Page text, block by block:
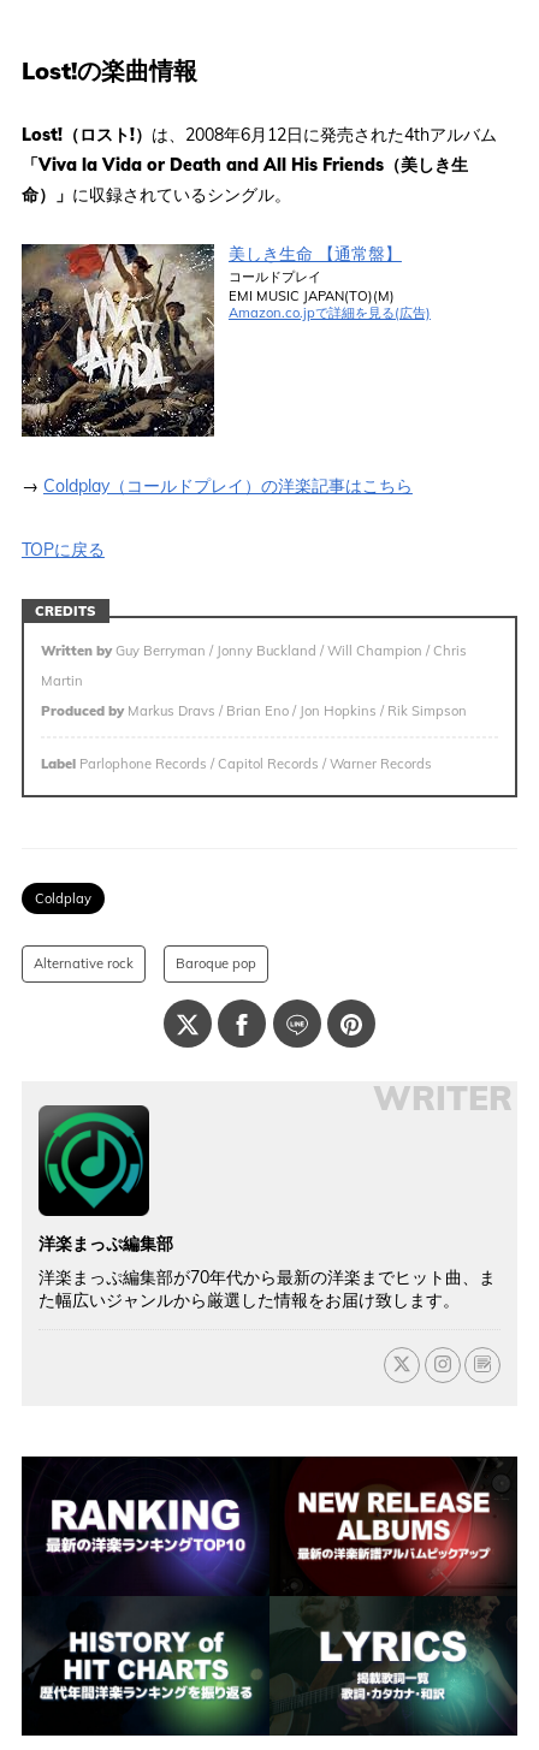
Lost!の楽曲情報
Lost!（ロスト!） は、2008年6月12日に発売された4thアルバム
「Viva la Vida or Death and All His Friends（美しき生
命）」 に収録されているシングル。
美しき生命 【通常盤】
コールドプレイ
EMI MUSIC JAPAN(TO)(M)
Amazon.co.jpで詳細を見る(広告)
→ Coldplay（コールドプレイ）の洋楽記事はこちら
TOPに戻る
CREDITS
Written byGuy Berryman / Jonny Buckland / Will Champion / Chris
Martin
Produced byMarkus Dravs / Brian Eno / Jon Hopkins / Rik Simpson
LabelParlophone Records / Capitol Records / Warner Records
Coldplay
Alternative rock Baroque pop
WRITER
洋楽まっぷ編集部
洋楽まっぷ編集部が70年代から最新の洋楽までヒット曲、ま
た幅広いジャンルから厳選した情報をお届け致します。